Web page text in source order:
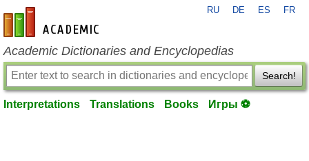
en-academic.com
RU DE ES FR
Academic Dictionaries and Encyclopedias
Search!
Interpretations Translations Books Игры ⚽